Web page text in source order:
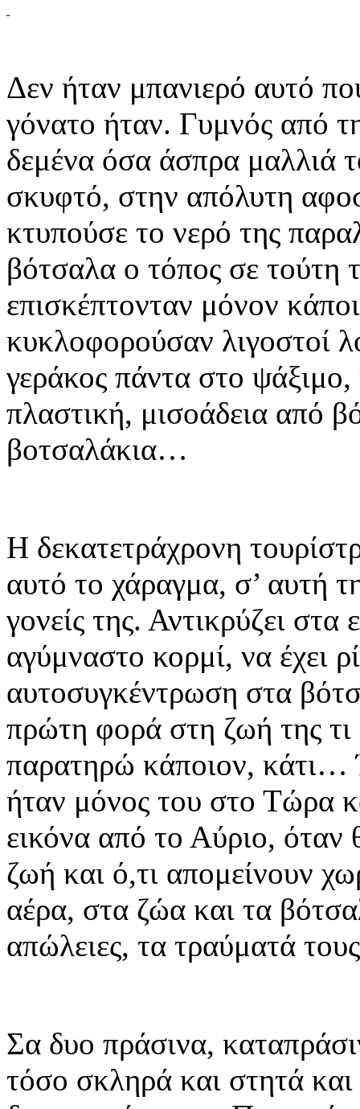
Δεν ήταν μπανιερό αυτό
γόνατο ήταν. Γυμνός από
δεμένα όσα άσπρα μαλλιά
σκυφτό, στην απόλυτη
κτυπούσε το νερό της
βότσαλα ο τόπος σε τούτη
επισκέπτονταν μόνον
κυκλοφορούσαν λιγοστοί
γεράκος πάντα στο
πλαστική, μισοάδεια από
βοτσαλάκια…
Η δεκατετράχρονη
αυτό το χάραγμα, σ’ αυτή
γονείς της. Αντικρύζει
αγύμναστο κορμί, να έχει
αυτοσυγκέντρωση στα
πρώτη φορά στη ζωή της τι
παρατηρώ κάποιον, κάτι…
ήταν μόνος του στο Τώρα
εικόνα από το Αύριο, όταν
ζωή και ό,τι απομείνουν
αέρα, στα ζώα και τα
απώλειες, τα τραύματά
Σα δυο πράσινα,
τόσο σκληρά και στητά